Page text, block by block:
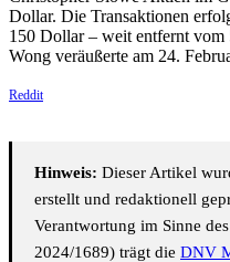
Dollar. Die Transaktionen
150 Dollar – weit entfernt
Wong veräußerte am 24.
Reddit
Hinweis: Dieser Artikel
erstellt und redaktionell
Verantwortung im Sinne
2024/1689) trägt die DNV